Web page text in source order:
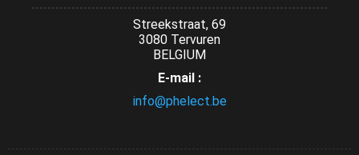
Streekstraat, 69
3080 Tervuren
BELGIUM
E-mail :
info@phelect.be